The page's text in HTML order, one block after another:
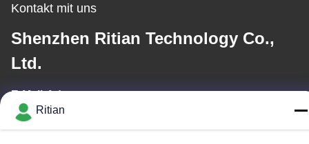
Kontakt mit uns
Shenzhen Ritian Technology Co.,
Ltd.
E-Mail-Adresse
Ritian